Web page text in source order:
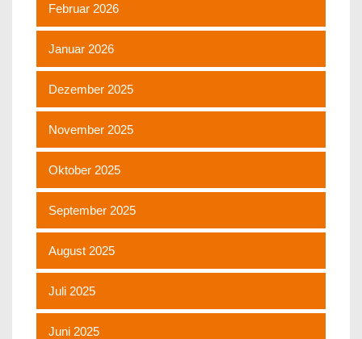
Februar 2026
Januar 2026
Dezember 2025
November 2025
Oktober 2025
September 2025
August 2025
Juli 2025
Juni 2025